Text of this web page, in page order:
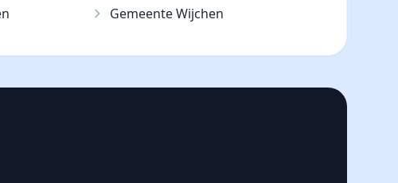
Gemeente Wijchen